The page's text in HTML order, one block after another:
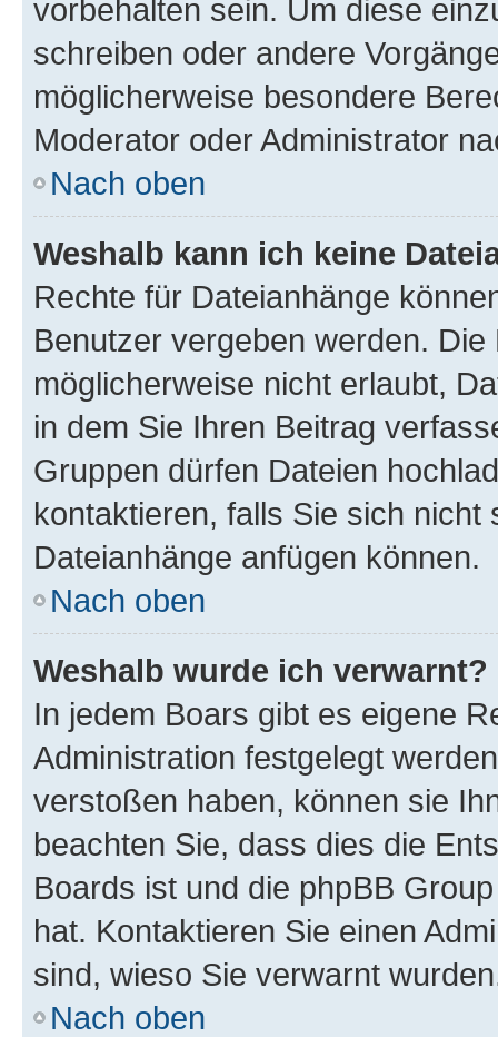
vorbehalten sein. Um diese
schreiben oder andere
möglicherweise besondere
Moderator oder Administrator
Nach oben
Weshalb kann ich keine
Rechte für Dateianhänge
Benutzer vergeben werden.
möglicherweise nicht erlaubt,
in dem Sie Ihren Beitrag
Gruppen dürfen Dateien
kontaktieren, falls Sie sich
Dateianhänge anfügen können.
Nach oben
Weshalb wurde ich verwarnt?
In jedem Boars gibt es eigene
Administration festgelegt
verstoßen haben, können sie
beachten Sie, dass dies die
Boards ist und die phpBB
hat. Kontaktieren Sie einen
sind, wieso Sie verwarnt
Nach oben